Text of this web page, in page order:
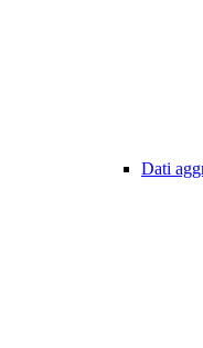
Dati